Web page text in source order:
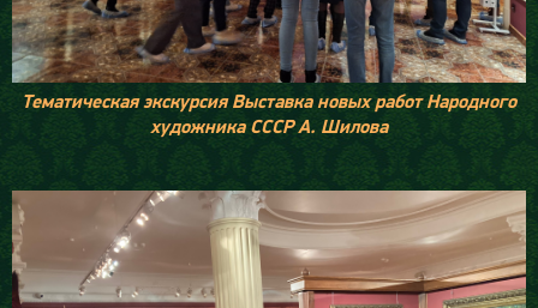
Тематическая экскурсия Выставка новых работ Народного
художника СССР А. Шилова